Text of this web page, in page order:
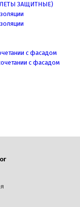
ЗАЩИТНЫЕ)
с фасадом
с фасадом